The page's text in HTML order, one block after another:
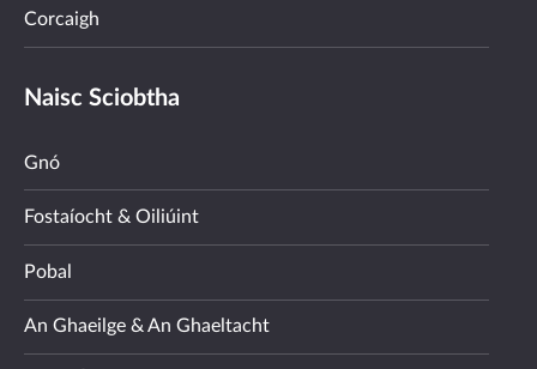
Corcaigh
Naisc Sciobtha
Gnó
Fostaíocht & Oiliúint
Pobal
An Ghaeilge & An Ghaeltacht